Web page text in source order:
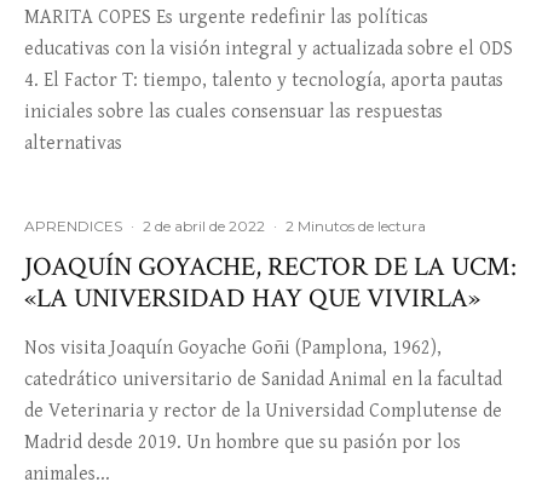
MARITA COPES Es urgente redefinir las políticas
educativas con la visión integral y actualizada sobre el ODS
4. El Factor T: tiempo, talento y tecnología, aporta pautas
iniciales sobre las cuales consensuar las respuestas
alternativas
APRENDICES · 2 de abril de 2022 · 2 Minutos de lectura
JOAQUÍN GOYACHE, RECTOR DE LA UCM:
«LA UNIVERSIDAD HAY QUE VIVIRLA»
Nos visita Joaquín Goyache Goñi (Pamplona, 1962),
catedrático universitario de Sanidad Animal en la facultad
de Veterinaria y rector de la Universidad Complutense de
Madrid desde 2019. Un hombre que su pasión por los
animales...